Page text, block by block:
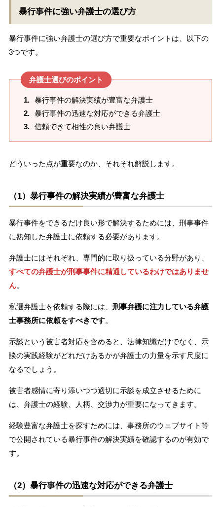
暴行事件に強い弁護士の選び方
暴行事件に強い弁護士の選び方で重要なポイントは、以下の
3つです。
弁護士選びのポイント
暴行事件の解決実績が豊富な弁護士
暴行事件の迅速な対応ができる弁護士
信頼できて相性の良い弁護士
どういった点が重要なのか、それぞれ解説します。
（1）暴行事件の解決実績が豊富な弁護士
暴行事件をできるだけ良い形で解決するためには、刑事事件
に熟知した弁護士に依頼する必要があります。
弁護士にはそれぞれ、専門的に取り扱っている分野があり、
すべての弁護士が刑事事件に精通しているわけではありませ
ん。
私選弁護士を依頼する際には、 刑事弁護に注力している弁護
士事務所に依頼をすべきです。
示談という被害者対応を含めると、法律知識だけでなく、示
談の実践経験がどれだけあるかが弁護士の力量を示す尺度に
なるでしょう。
被害者感情に寄り添いつつ適切に示談を成立させるために
は、弁護士の経験、人柄、交渉力が重要になってきます。
経験豊富な弁護士を探すためには、事務所のウェブサイト等
で公開されている暴行事件の解決実績を確認するのが有効で
す。
（2）暴行事件の迅速な対応ができる弁護士